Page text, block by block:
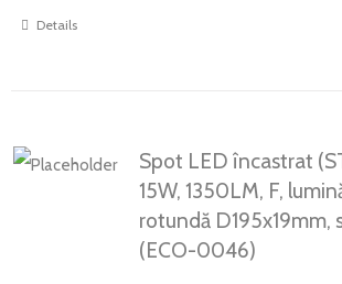
Details
Spot LED încastrat
15W, 1350LM, F,
rotundă D195x19mm,
(ECO-0046)